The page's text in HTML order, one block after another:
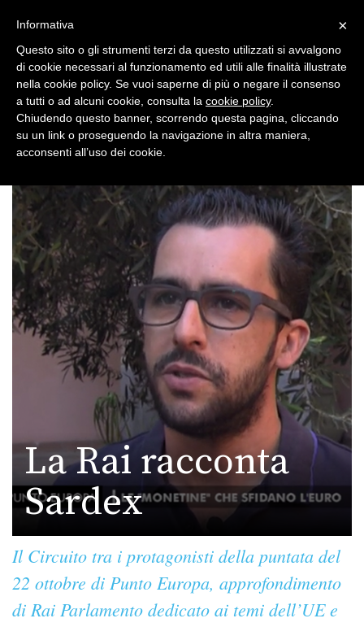
Toggle
Toggle
navigation
La Rai racconta
Sardex
Il Circuito tra i protagonisti della puntata del
22 ottobre di Punto Europa, approfondimento
di Rai Parlamento dedicato ai temi dell’UE e
×
Informativa
Questo sito o gli strumenti terzi da questo utilizzati si avvalgono
di cookie necessari al funzionamento ed utili alle finalità illustrate
nella cookie policy. Se vuoi saperne di più o negare il consenso
a tutti o ad alcuni cookie, consulta la cookie policy.
Chiudendo questo banner, scorrendo questa pagina, cliccando
su un link o proseguendo la navigazione in altra maniera,
acconsenti all’uso dei cookie.